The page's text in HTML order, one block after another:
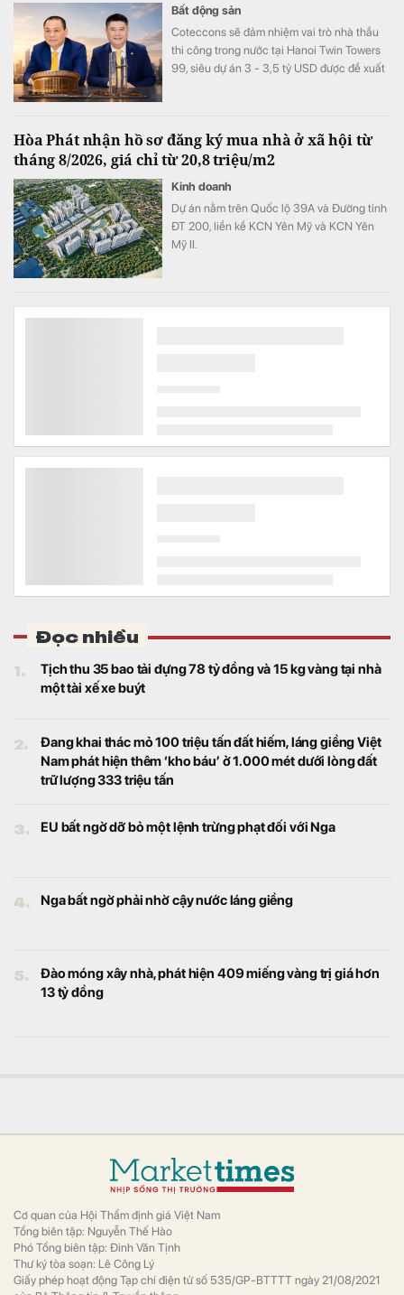
Bất động sản
Coteccons sẽ đảm nhiệm vai trò nhà thầu
thi công trong nước tại Hanoi Twin Towers
99, siêu dự án 3 - 3,5 tỷ USD được đề xuất
Hòa Phát nhận hồ sơ đăng ký mua nhà ở xã hội từ
tháng 8/2026, giá chỉ từ 20,8 triệu/m2
Kinh doanh
Dự án nằm trên Quốc lộ 39A và Đường tỉnh
ĐT 200, liền kề KCN Yên Mỹ và KCN Yên
Mỹ II.
Đọc nhiều
1.
Tịch thu 35 bao tải đựng 78 tỷ đồng và 15 kg vàng tại nhà
một tài xế xe buýt
2.
Đang khai thác mỏ 100 triệu tấn đất hiếm, láng giềng Việt
Nam phát hiện thêm ‘kho báu’ ở 1.000 mét dưới lòng đất
trữ lượng 333 triệu tấn
3. EU bất ngờ dỡ bỏ một lệnh trừng phạt đối với Nga
4. Nga bất ngờ phải nhờ cậy nước láng giềng
5.
Đào móng xây nhà, phát hiện 409 miếng vàng trị giá hơn
13 tỷ đồng
Cơ quan của Hội Thẩm định giá Việt Nam
Tổng biên tập: Nguyễn Thế Hào
Phó Tổng biên tập: Đinh Văn Tịnh
Thư ký tòa soạn: Lê Công Lý
Giấy phép hoạt động Tạp chí điện tử số 535/GP-BTTTT ngày 21/08/2021